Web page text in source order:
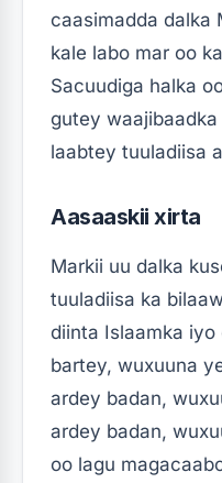
caasimadda dalka
kale labo mar oo
Sacuudiga halka
gutey
laabtey tuuladiisa
Aasaaskii xirta
Markii uu dalka
tuuladiisa ka
diinta Islaamka
bartey, wuxuuna
ardey badan,
ardey badan,
oo lagu